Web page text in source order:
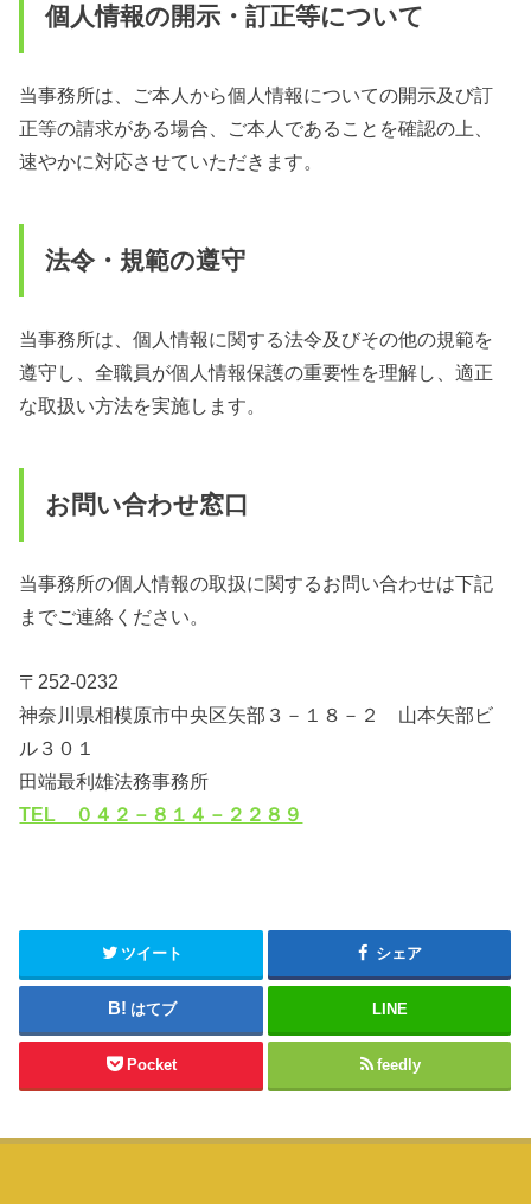
個人情報の開示・訂正等について
当事務所は、ご本人から個人情報についての開示及び訂
正等の請求がある場合、ご本人であることを確認の上、
速やかに対応させていただきます。
法令・規範の遵守
当事務所は、個人情報に関する法令及びその他の規範を
遵守し、全職員が個人情報保護の重要性を理解し、適正
な取扱い方法を実施します。
お問い合わせ窓口
当事務所の個人情報の取扱に関するお問い合わせは下記
までご連絡ください。
〒252-0232
神奈川県相模原市中央区矢部３－１８－２ 山本矢部ビ
ル３０１
田端最利雄法務事務所
TEL ０４２－８１４－２２８９
ツイート シェア
はてブ LINE
Pocket feedly